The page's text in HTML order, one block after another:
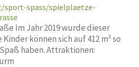
spass/spielplaetze-
Im Jahr 2019 wurde dieser
können sich auf 412 m² so
haben. Attraktionen: